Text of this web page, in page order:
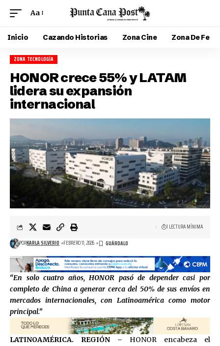
Aa
Inicio Cazando Historias Zona Cine Zona De Fe
ZONA TECNOLOGÍA
HONOR crece 55% y LATAM
lidera su expansión
internacional
PORKARLA SILVERIO FEBRERO 11, 2026
1 LECTURA MÍNIMA
“En solo cuatro años, HONOR pasó de depender casi por
completo de China a generar cerca del 50% de sus envíos en
mercados internacionales, con Latinoamérica como motor
principal.”
LATINOAMÉRICA. REGIÓN – HONOR encabeza el